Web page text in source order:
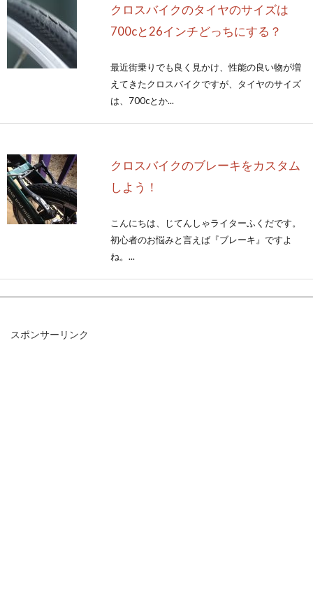
クロスバイクのタイヤのサイズは
700cと26インチどっちにする？
最近街乗りでも良く見かけ、性能の良い物が増
えてきたクロスバイクですが、タイヤのサイズ
は、700cとか...
クロスバイクのブレーキをカスタム
しよう！
こんにちは、じてんしゃライターふくだです。
初心者のお悩みと言えば『ブレーキ』ですよ
ね。...
スポンサーリンク